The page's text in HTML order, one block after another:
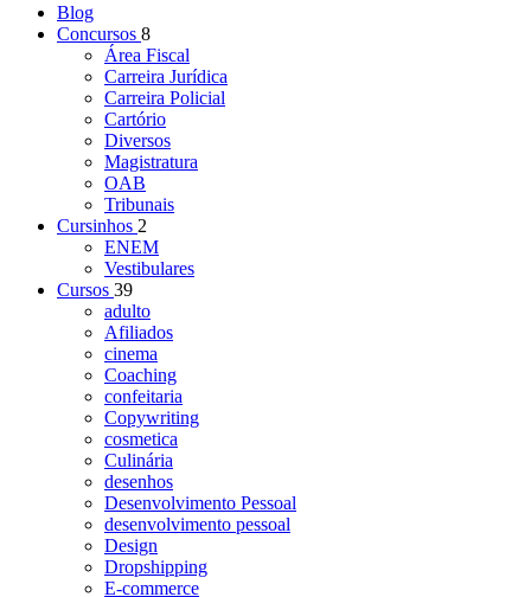
Blog
Concursos 8
Área Fiscal
Carreira Jurídica
Carreira Policial
Cartório
Diversos
Magistratura
OAB
Tribunais
Cursinhos 2
ENEM
Vestibulares
Cursos 39
adulto
Afiliados
cinema
Coaching
confeitaria
Copywriting
cosmetica
Culinária
desenhos
Desenvolvimento Pessoal
desenvolvimento pessoal
Design
Dropshipping
E-commerce